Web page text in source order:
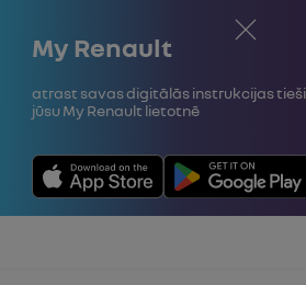
Aizvērt
My Renault
Atrast savas digitālās instrukcijas tieši
jūsu My Renault lietotnē